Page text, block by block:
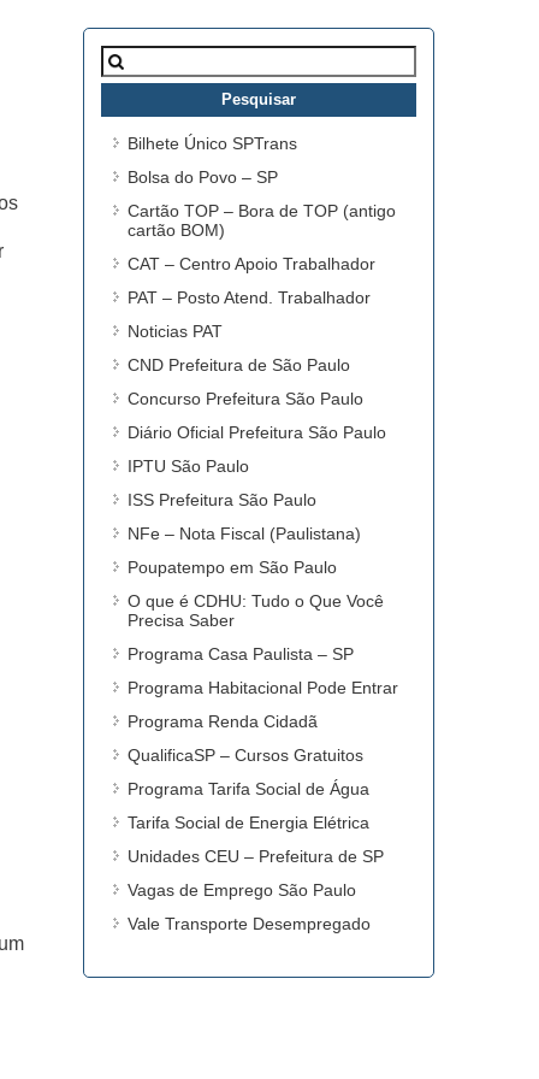
Pesquisar
por:
Bilhete Único SPTrans
Bolsa do Povo – SP
Cartão TOP – Bora de TOP (antigo
cartão BOM)
CAT – Centro Apoio Trabalhador
PAT – Posto Atend. Trabalhador
Noticias PAT
CND Prefeitura de São Paulo
Concurso Prefeitura São Paulo
Diário Oficial Prefeitura São Paulo
IPTU São Paulo
ISS Prefeitura São Paulo
NFe – Nota Fiscal (Paulistana)
Poupatempo em São Paulo
O que é CDHU: Tudo o Que Você
Precisa Saber
Programa Casa Paulista – SP
Programa Habitacional Pode Entrar
Programa Renda Cidadã
QualificaSP – Cursos Gratuitos
Programa Tarifa Social de Água
Tarifa Social de Energia Elétrica
Unidades CEU – Prefeitura de SP
Vagas de Emprego São Paulo
Vale Transporte Desempregado